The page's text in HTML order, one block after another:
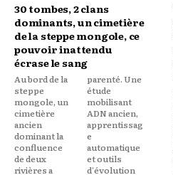
30 tombes, 2 clans
dominants, un cimetière
de la steppe mongole, ce
pouvoir inattendu
écrase le sang
Au bord de la
steppe
mongole, un
cimetière
ancien
dominant la
confluence
de deux
rivières a
parenté. Une
étude
mobilisant
ADN ancien,
apprentissag
e
automatique
et outils
d'évolution